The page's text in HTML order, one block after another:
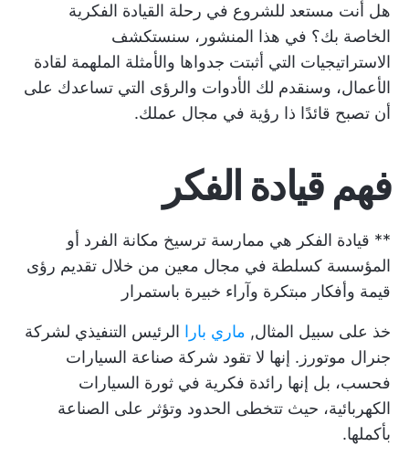
هل أنت مستعد للشروع في رحلة القيادة الفكرية
الخاصة بك؟ في هذا المنشور، سنستكشف
الاستراتيجيات التي أثبتت جدواها والأمثلة الملهمة لقادة
الأعمال، وسنقدم لك الأدوات والرؤى التي تساعدك على
أن تصبح قائدًا ذا رؤية في مجال عملك.
فهم قيادة الفكر
** قيادة الفكر هي ممارسة ترسيخ مكانة الفرد أو
المؤسسة كسلطة في مجال معين من خلال تقديم رؤى
قيمة وأفكار مبتكرة وآراء خبيرة باستمرار
خذ على سبيل المثال, ماري بارا الرئيس التنفيذي لشركة
جنرال موتورز. إنها لا تقود شركة صناعة السيارات
فحسب، بل إنها رائدة فكرية في ثورة السيارات
الكهربائية، حيث تتخطى الحدود وتؤثر على الصناعة
بأكملها.